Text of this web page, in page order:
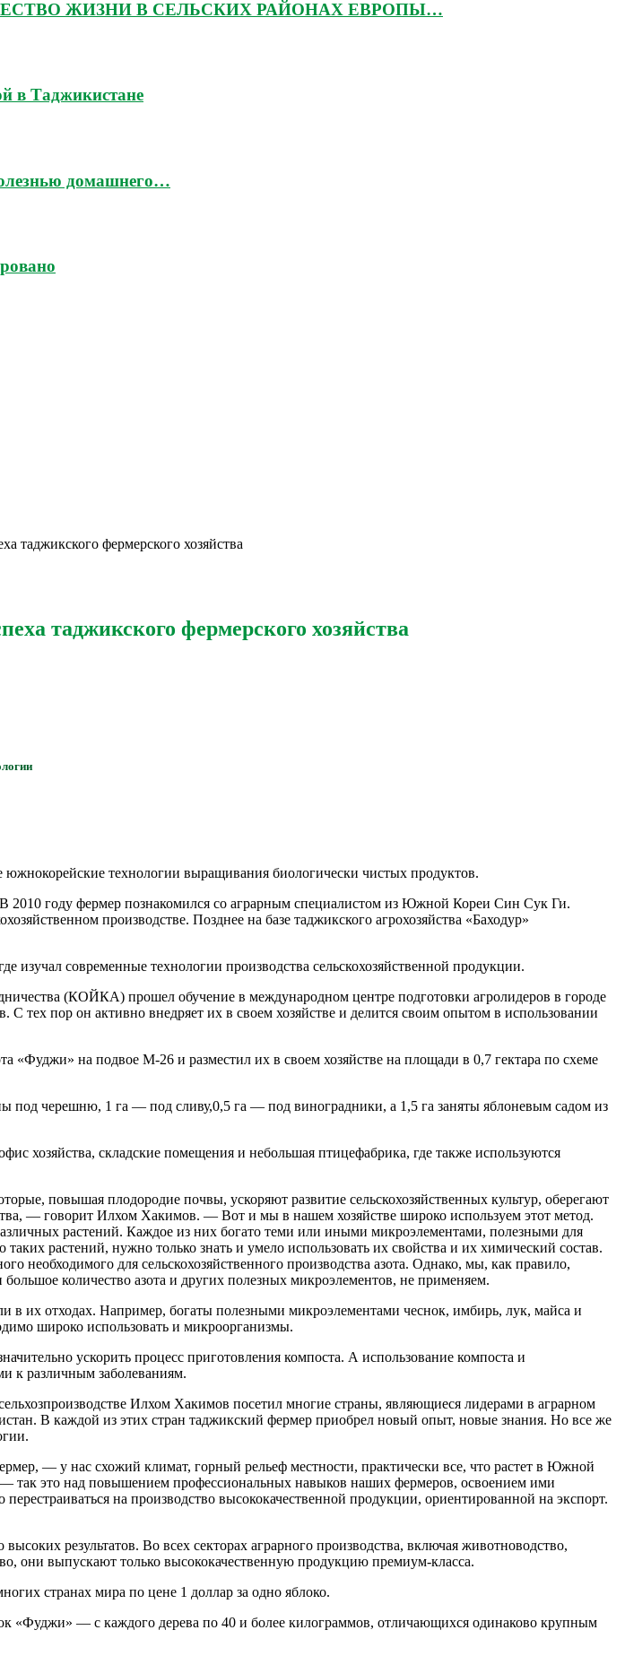
ЖИЗНИ В СЕЛЬСКИХ РАЙОНАХ ЕВРОПЫ…
в Таджикистане
домашнего…
фермерского хозяйства
таджикского фермерского хозяйства
южнокорейские технологии выращивания биологически чистых продуктов.
2010 году фермер познакомился со аграрным специалистом из Южной Кореи Син Сук Ги.
производстве. Позднее на базе таджикского агрохозяйства «Баходур»
современные технологии производства сельскохозяйственной продукции.
(КОЙКА) прошел обучение в международном центре подготовки агролидеров в городе
пор он активно внедряет их в своем хозяйстве и делится своим опытом в использовании
на подвое М-26 и разместил их в своем хозяйстве на площади в 0,7 гектара по схеме
под черешню, 1 га — под сливу,0,5 га — под виноградники, а 1,5 га заняты яблоневым садом из
хозяйства, складские помещения и небольшая птицефабрика, где также используются
повышая плодородие почвы, ускоряют развитие сельскохозяйственных культур, оберегают
— говорит Илхом Хакимов. — Вот и мы в нашем хозяйстве широко используем этот метод.
растений. Каждое из них богато теми или иными микроэлементами, полезными для
растений, нужно только знать и умело использовать их свойства и их химический состав.
необходимого для сельскохозяйственного производства азота. Однако, мы, как правило,
количество азота и других полезных микроэлементов, не применяем.
их отходах. Например, богаты полезными микроэлементами чеснок, имбирь, лук, майса и
широко использовать и микроорганизмы.
ускорить процесс приготовления компоста. А использование компоста и
к различным заболеваниям.
Илхом Хакимов посетил многие страны, являющиеся лидерами в аграрном
В каждой из этих стран таджикский фермер приобрел новый опыт, новые знания. Но все же
— у нас схожий климат, горный рельеф местности, практически все, что растет в Южной
так это над повышением профессиональных навыков наших фермеров, освоением ими
на производство высококачественной продукции, ориентированной на экспорт.
результатов. Во всех секторах аграрного производства, включая животноводство,
они выпускают только высококачественную продукцию премиум-класса.
странах мира по цене 1 доллар за одно яблоко.
«Фуджи» — с каждого дерева по 40 и более килограммов, отличающихся одинаково крупным